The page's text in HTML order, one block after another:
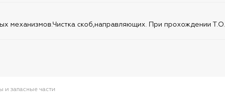
механизмов.Чистка скоб,направляющих. При прохождении Т.О.
и запасные части